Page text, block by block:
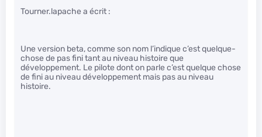
Tourner.lapache a écrit :
Une version beta, comme son nom l’indique c’est quelque-
chose de pas fini tant au niveau histoire que
développement. Le pilote dont on parle c’est quelque chose
de fini au niveau développement mais pas au niveau
histoire.